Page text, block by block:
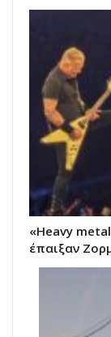
«Heavy
έπαιξαν